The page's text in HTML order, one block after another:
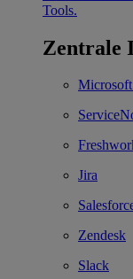
Tools.
Zentrale
Jira
Zendesk
Slack